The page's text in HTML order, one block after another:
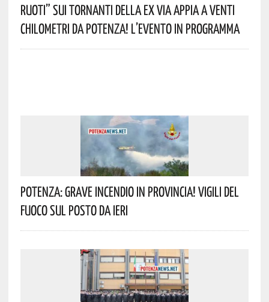
Ruoti” Sui Tornanti Della Ex Via Appia A Venti
Chilometri Da Potenza! L’evento In Programma
Potenza: Grave Incendio In Provincia! Vigili Del
Fuoco Sul Posto Da Ieri